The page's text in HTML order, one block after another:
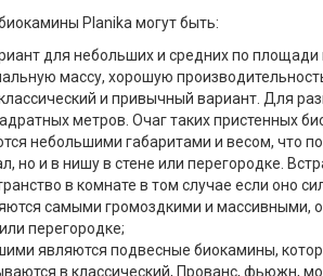
Planika могут быть:
для небольших и средних по
массу, хорошую
и привычный вариант. Для
метров. Очаг таких пристенных
небольшими габаритами и весом, что
но и в нишу в стене или перегородке.
в комнате в том случае если оно
самыми громоздкими и массивными,
перегородке;
являются подвесные биокамины,
в классический, Прованс, фьюжн,